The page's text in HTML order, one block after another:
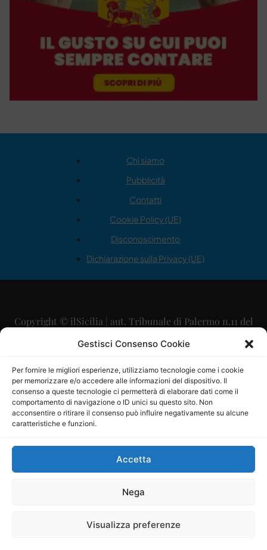
Gestisci Consenso Cookie
Per fornire le migliori esperienze, utilizziamo tecnologie come i cookie
per memorizzare e/o accedere alle informazioni del dispositivo. Il
consenso a queste tecnologie ci permetterà di elaborare dati come il
comportamento di navigazione o ID unici su questo sito. Non
acconsentire o ritirare il consenso può influire negativamente su alcune
caratteristiche e funzioni.
Accetta
Nega
Visualizza preferenze
Chi siamo
Pubblicità
Contatti
Cookie Policy (UE)
Disconoscimento
Dichiarazione sulla Privacy (UE)
Copyright © ilSicilia | aut. Tribunale di Palermo n.11 del
29/09/2015
Direttore Editoriale: Maurizio Scaglione
Direttore Responsabile: Maria Calabrese
P.IVA: 06334930820
Mercurio Comunicazione Società Cooperativa a r.l. è
iscritta al Registro degli Operatori di Comunicazione al
Sito gestito daLa Digitale srl–info@ladigitale.it